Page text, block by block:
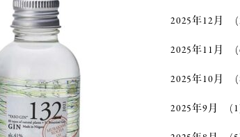
2025年12月
2025年11月
2025年10月
2025年9月